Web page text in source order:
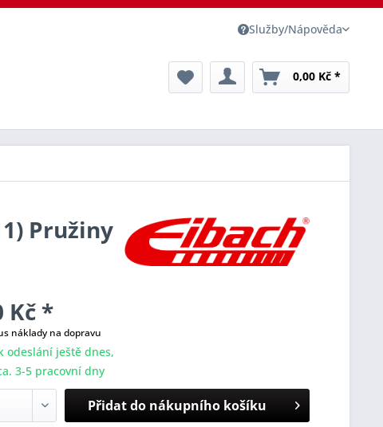
Služby/Nápověda
0,00 Kč *
Pružiny
Kč *
náklady na dopravu
odeslání ještě dnes,
3-5 pracovní dny
Přidat do nákupního košíku